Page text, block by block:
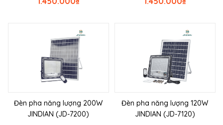
Đèn pha năng lượng 200W
JINDIAN (JD-7200)
Đèn pha năng lượng 120W
JINDIAN (JD-7120)